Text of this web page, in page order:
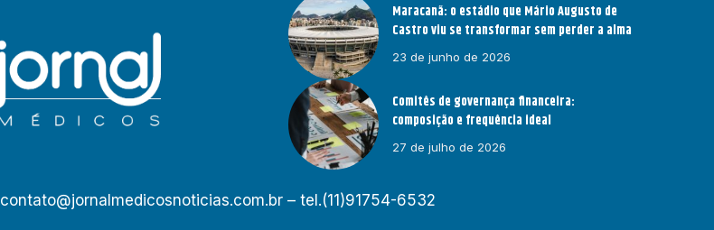
Maracanã: o estádio que Mário Augusto de
Castro viu se transformar sem perder a alma
23 de junho de 2026
Comitês de governança financeira:
composição e frequência ideal
27 de julho de 2026
contato@jornalmedicosnoticias.com.br– tel.(11)91754-6532